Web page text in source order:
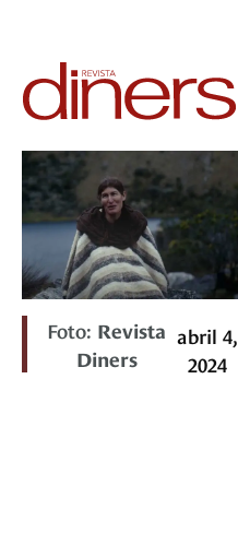
Foto: Revista
Diners
abril 4,
2024